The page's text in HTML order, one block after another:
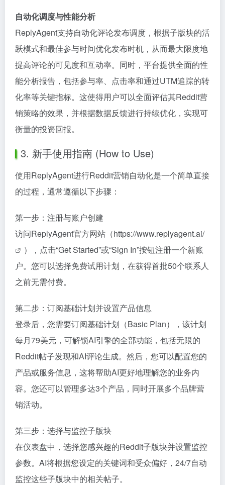
自动化调度与性能分析
ReplyAgent支持自动化评论发布调度，根据子版块的活
跃模式和最佳参与时间优化发布时机，从而最大限度地
提高评论的可见度和互动率。同时，平台提供全面的性
能分析报告，包括参与率、点击率和通过UTM追踪的转
化率等关键指标。这使得用户可以全面评估其Reddit营
销策略的效果，并根据数据反馈进行持续优化，实现可
衡量的投资回报。
3. 新手使用指南 (How to Use)
使用ReplyAgent进行Reddit营销自动化是一个简单直接
的过程，通常遵循以下步骤：
第一步：注册与账户创建
访问ReplyAgent官方网站（https://www.replyagent.ai/
），点击“Get Started”或“Sign In”按钮注册一个新账
户。您可以选择免费试用计划，在获得首批50个联系人
之前无需付费。
第二步：订阅基础计划并设置产品信息
登录后，您需要订阅基础计划（Basic Plan），该计划
每月79美元，可解锁AI引擎的全部功能，包括无限的
Reddit帖子发现和AI评论生成。然后，您可以配置您的
产品或服务信息，这将帮助AI更好地理解您的业务内
容。您还可以管理多达3个产品，同时开展多个品牌营
销活动。
第三步：选择与监控子版块
在仪表盘中，选择您感兴趣的Reddit子版块并设置监控
参数。AI将根据您设定的关键词和受众偏好，24/7自动
监控这些子版块中的相关帖子。